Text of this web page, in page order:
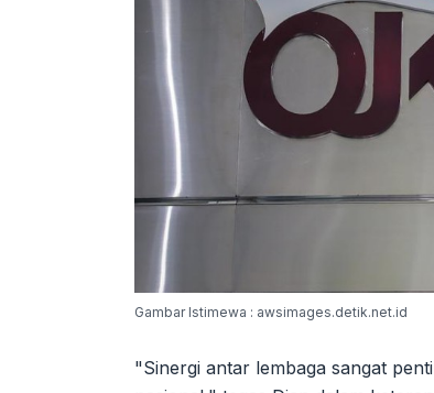
Gambar Istimewa : awsimages.detik.net.id
"Sinergi antar lembaga sangat